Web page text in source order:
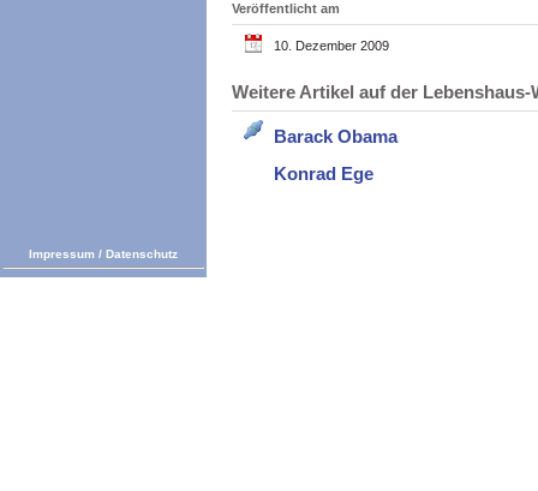
Veröffentlicht am
10. Dezember 2009
Weitere Artikel auf der
Barack Obama
Konrad Ege
Impressum / Datenschutz